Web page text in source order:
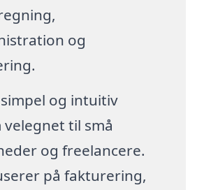
og
simpel og intuitiv
til små
og freelancere.
på fakturering,